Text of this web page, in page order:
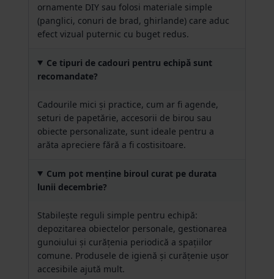
ornamente DIY sau folosi materiale simple
(panglici, conuri de brad, ghirlande) care aduc
efect vizual puternic cu buget redus.
Ce tipuri de cadouri pentru echipă sunt
recomandate?
Cadourile mici și practice, cum ar fi agende,
seturi de papetărie, accesorii de birou sau
obiecte personalizate, sunt ideale pentru a
arăta apreciere fără a fi costisitoare.
Cum pot menține biroul curat pe durata
lunii decembrie?
Stabilește reguli simple pentru echipă:
depozitarea obiectelor personale, gestionarea
gunoiului și curățenia periodică a spațiilor
comune. Produsele de igienă și curățenie ușor
accesibile ajută mult.